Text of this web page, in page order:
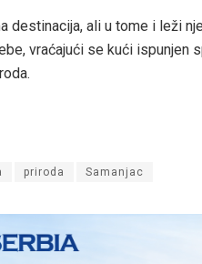
destinacija, ali u tome i leži
vraćajući se kući ispunjen
priroda Samanjac